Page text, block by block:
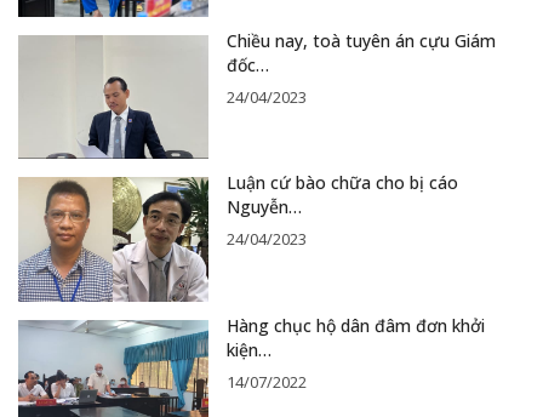
Chiều nay, toà tuyên án cựu Giám
đốc…
24/04/2023
Luận cứ bào chữa cho bị cáo
Nguyễn…
24/04/2023
Hàng chục hộ dân đâm đơn khởi
kiện…
14/07/2022